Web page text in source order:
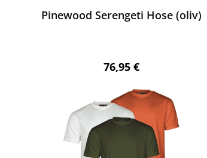
Pinewood Serengeti Hose (oliv)
Regulärer Preis:
76,95 €